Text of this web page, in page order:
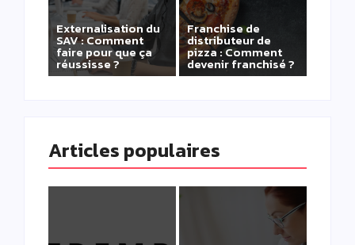
Externalisation du
SAV : Comment
faire pour que ça
réussisse ?
Franchise de
distributeur de
pizza : Comment
devenir franchisé ?
Articles populaires